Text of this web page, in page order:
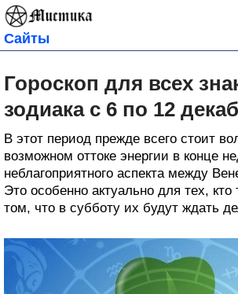
Сайты
Гороскоп для всех
зодиака с 6 по 12
В этот период прежде всего стоит
возможном оттоке энергии в конце
неблагоприятного аспекта между
Это особенно актуально для тех, кто
том, что в субботу их будут ждать